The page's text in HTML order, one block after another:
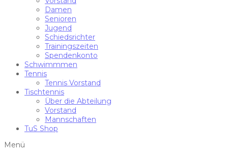
Damen
Senioren
Jugend
Schiedsrichter
Trainingszeiten
Spendenkonto
Schwimmmen
Tennis
Tennis Vorstand
Tischtennis
Über die Abteilung
Vorstand
Mannschaften
TuS Shop
Menü